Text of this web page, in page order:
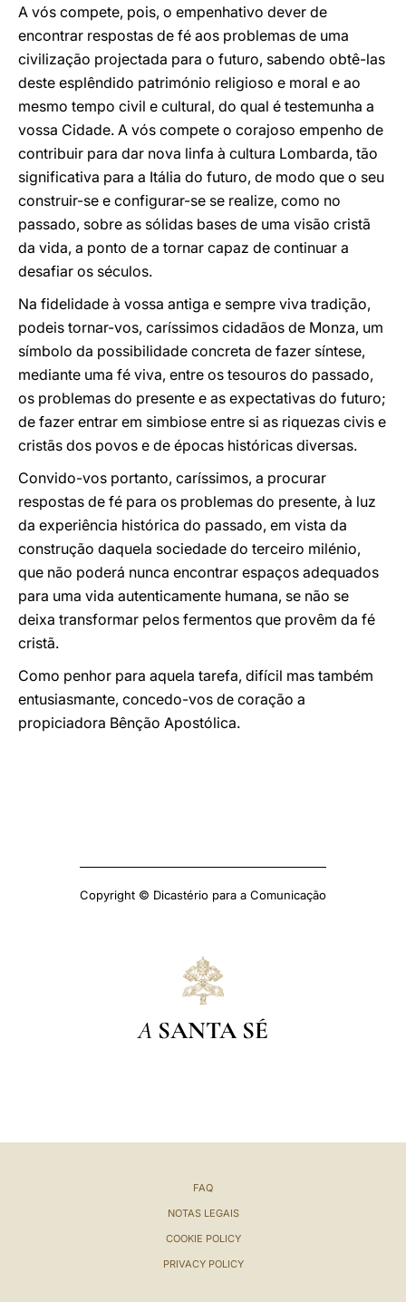
A vós compete, pois, o empenhativo dever de
encontrar respostas de fé aos problemas de uma
civilização projectada para o futuro, sabendo obtê-las
deste esplêndido património religioso e moral e ao
mesmo tempo civil e cultural, do qual é testemunha a
vossa Cidade. A vós compete o corajoso empenho de
contribuir para dar nova linfa à cultura Lombarda, tão
significativa para a Itália do futuro, de modo que o seu
construir-se e configurar-se se realize, como no
passado, sobre as sólidas bases de uma visão cristã
da vida, a ponto de a tornar capaz de continuar a
desafiar os séculos.
Na fidelidade à vossa antiga e sempre viva tradição,
podeis tornar-vos, caríssimos cidadãos de Monza, um
símbolo da possibilidade concreta de fazer síntese,
mediante uma fé viva, entre os tesouros do passado,
os problemas do presente e as expectativas do futuro;
de fazer entrar em simbiose entre si as riquezas civis e
cristãs dos povos e de épocas históricas diversas.
Convido-vos portanto, caríssimos, a procurar
respostas de fé para os problemas do presente, à luz
da experiência histórica do passado, em vista da
construção daquela sociedade do terceiro milénio,
que não poderá nunca encontrar espaços adequados
para uma vida autenticamente humana, se não se
deixa transformar pelos fermentos que provêm da fé
cristã.
Como penhor para aquela tarefa, difícil mas também
entusiasmante, concedo-vos de coração a
propiciadora Bênção Apostólica.
Copyright © Dicastério para a Comunicação
A SANTA SÉ
FAQ
NOTAS LEGAIS
COOKIE POLICY
PRIVACY POLICY